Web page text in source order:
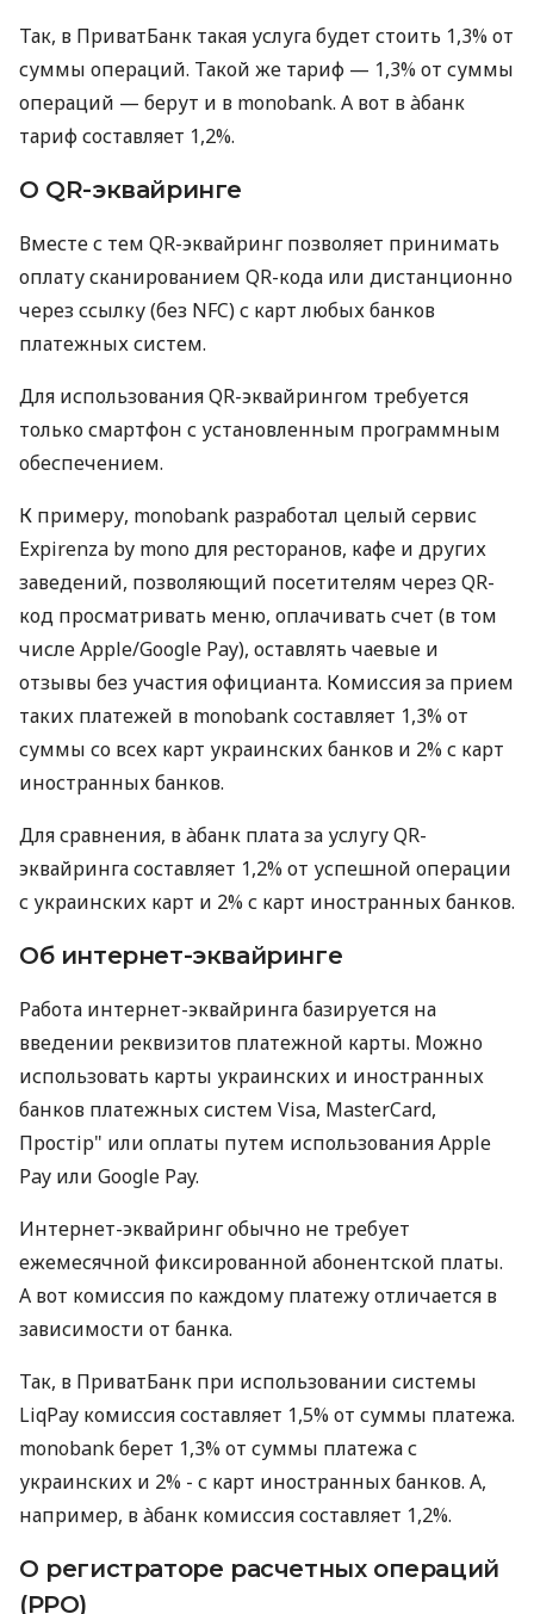
Так, в ПриватБанк такая услуга будет стоить 1,3% от
суммы операций. Такой же тариф — 1,3% от суммы
операций — берут и в monobank. А вот в àбанк
тариф составляет 1,2%.
О QR-эквайринге
Вместе с тем QR-эквайринг позволяет принимать
оплату сканированием QR-кода или дистанционно
через ссылку (без NFC) с карт любых банков
платежных систем.
Для использования QR-эквайрингом требуется
только смартфон с установленным программным
обеспечением.
К примеру, monobank разработал целый сервис
Expirenza by mono для ресторанов, кафе и других
заведений, позволяющий посетителям через QR-
код просматривать меню, оплачивать счет (в том
числе Apple/Google Pay), оставлять чаевые и
отзывы без участия официанта. Комиссия за прием
таких платежей в monobank составляет 1,3% от
суммы со всех карт украинских банков и 2% с карт
иностранных банков.
Для сравнения, в àбанк плата за услугу QR-
эквайринга составляет 1,2% от успешной операции
с украинских карт и 2% с карт иностранных банков.
Об интернет-эквайринге
Работа интернет-эквайринга базируется на
введении реквизитов платежной карты. Можно
использовать карты украинских и иностранных
банков платежных систем Visa, MasterCard,
Простір" или оплаты путем использования Apple
Pay или Google Pay.
Интернет-эквайринг обычно не требует
ежемесячной фиксированной абонентской платы.
А вот комиссия по каждому платежу отличается в
зависимости от банка.
Так, в ПриватБанк при использовании системы
LiqPay комиссия составляет 1,5% от суммы платежа.
monobank берет 1,3% от суммы платежа с
украинских и 2% - с карт иностранных банков. А,
например, в àбанк комиссия составляет 1,2%.
О регистраторе расчетных операций
(РРО)